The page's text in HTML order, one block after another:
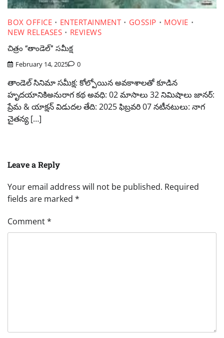
BOX OFFICE ENTERTAINMENT GOSSIP
MOVIE
NEW RELEASES
REVIEWS
చిత్రం “తాండెల్” సమీక్ష
February 14, 2025 0
తాండెల్ సినిమా సమీక్ష: కోల్పోయిన అవకాశాలతో కూడిన
హృదయానికిఅనురాగ కథ అవధి: 02 మాసాలు 32 నిమిషాలు జానర్:
ప్రేమ & యాక్షన్ విడుదల తేది: 2025 ఫిబ్రవరి 07 నటీనటులు: నాగ
చైతన్య […]
Leave a Reply
Your email address will not be published. Required
fields are marked *
Comment*